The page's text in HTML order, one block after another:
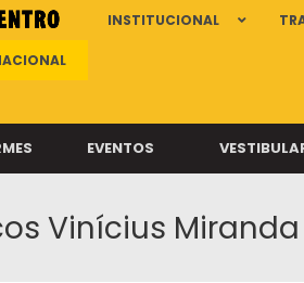
INSTITUCIONAL
EVENTOS
Vinícius